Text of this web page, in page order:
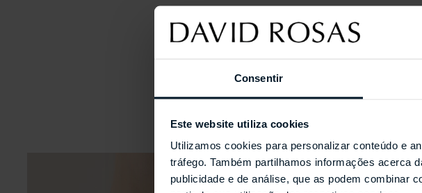
Consentir
Este website utiliza cookies
Utilizamos cookies para personalizar conteúdo e
tráfego. Também partilhamos informações acerca
publicidade e de análise, que as podem combinar